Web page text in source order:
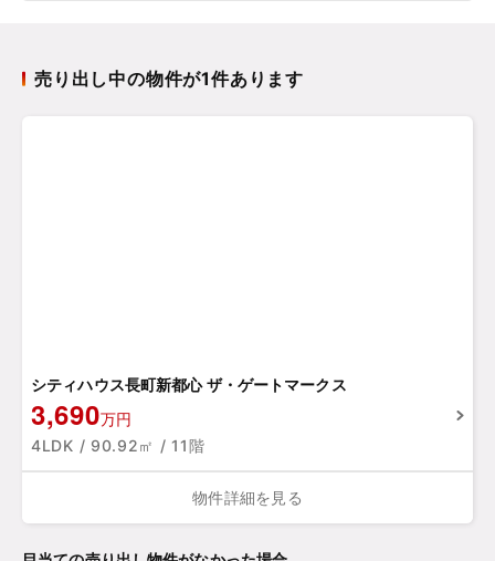
売り出し中の物件が1件あります
シティハウス長町新都心 ザ・ゲートマークス
3,690万円
4LDK / 90.92㎡ / 11階
物件詳細を見る